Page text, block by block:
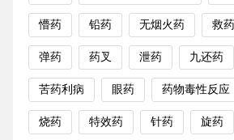
懵药 铅药 无烟火药 救药
弹药 药叉 泄药 九还药
苦药利病 眼药 药物毒性反应
烧药 特效药 针药 旋药